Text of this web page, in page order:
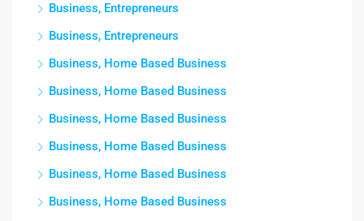
Business, Entrepreneurs
Business, Entrepreneurs
Business, Home Based Business
Business, Home Based Business
Business, Home Based Business
Business, Home Based Business
Business, Home Based Business
Business, Home Based Business